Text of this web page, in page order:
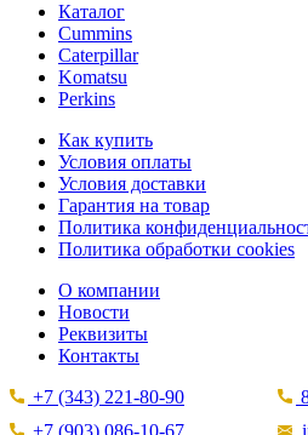
Каталог
Cummins
Caterpillar
Komatsu
Perkins
Как купить
Условия оплаты
Условия доставки
Гарантия на товар
Политика
Политика обработки cookies
О компании
Новости
Реквизиты
Контакты
+7 (343) 221-80-90